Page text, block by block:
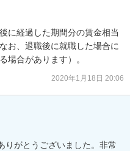
に経過した期間分の賃金相当
お、退職後に就職した場合に
場合があります）。
2020年1月18日 20:06
りがとうございました。非常